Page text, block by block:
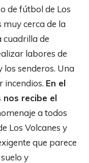
de fútbol de Los
muy cerca de la
cuadrilla de
labores de
senderos. Una
En el
nos recibe el
a todos
Los Volcanes y
que parece
y